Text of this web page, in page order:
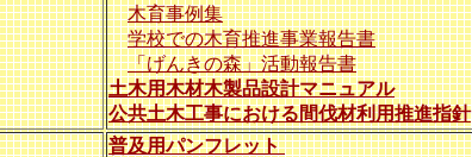
木育事例集
学校での木育推進事業報告書
「げんきの森」活動報告書
土木用木材木製品設計マニュアル
公共土木工事における間伐材利用推進指針
普及用パンフレット